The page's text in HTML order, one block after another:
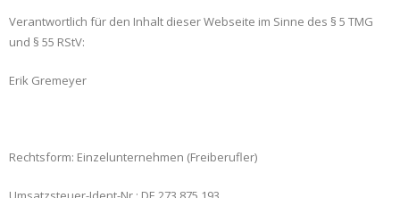
Verantwortlich für den Inhalt dieser Webseite im Sinne des § 5 TMG
und § 55 RStV:
Erik Gremeyer
Rechtsform: Einzelunternehmen (Freiberufler)